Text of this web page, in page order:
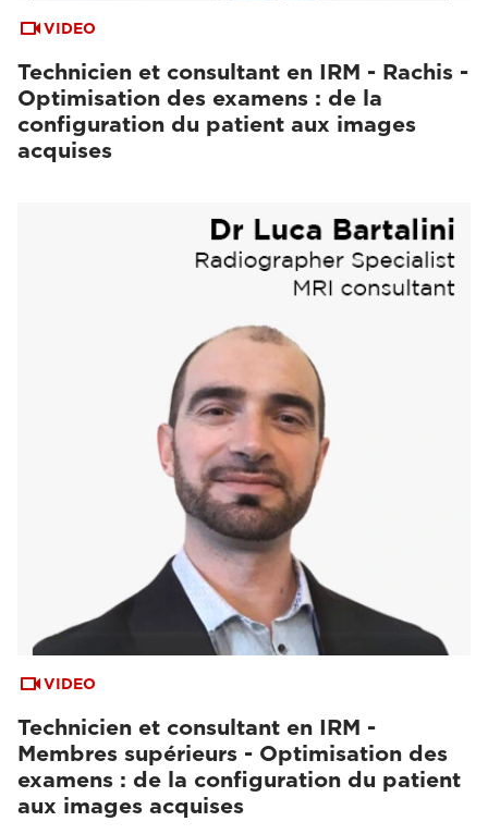
VIDEO
Technicien et consultant en IRM - Rachis -
Optimisation des examens : de la
configuration du patient aux images
acquises
VIDEO
Technicien et consultant en IRM -
Membres supérieurs - Optimisation des
examens : de la configuration du patient
aux images acquises